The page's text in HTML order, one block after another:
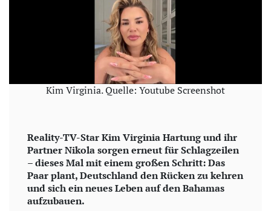
Kim Virginia. Quelle: Youtube Screenshot
Reality-TV-Star Kim Virginia Hartung und ihr
Partner Nikola sorgen erneut für Schlagzeilen
– dieses Mal mit einem großen Schritt: Das
Paar plant, Deutschland den Rücken zu kehren
und sich ein neues Leben auf den Bahamas
aufzubauen.